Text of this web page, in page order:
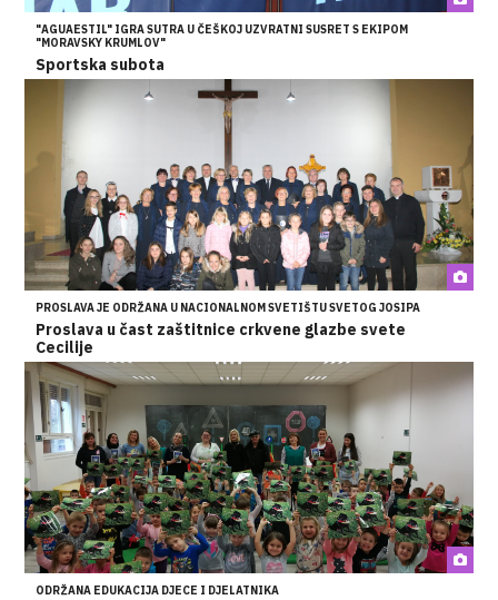
"AGUAESTIL" IGRA SUTRA U ČEŠKOJ UZVRATNI SUSRET S EKIPOM
"MORAVSKY KRUMLOV"
Sportska subota
PROSLAVA JE ODRŽANA U NACIONALNOM SVETIŠTU SVETOG JOSIPA
Proslava u čast zaštitnice crkvene glazbe svete
Cecilije
ODRŽANA EDUKACIJA DJECE I DJELATNIKA